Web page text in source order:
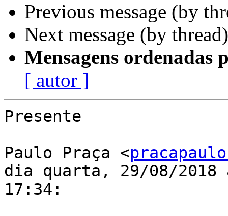
Previous message (by
Next message (by
Mensagens ordenadas
[ autor ]
Presente
Paulo Praça <
dia quarta, 29/08/2018
17:34: